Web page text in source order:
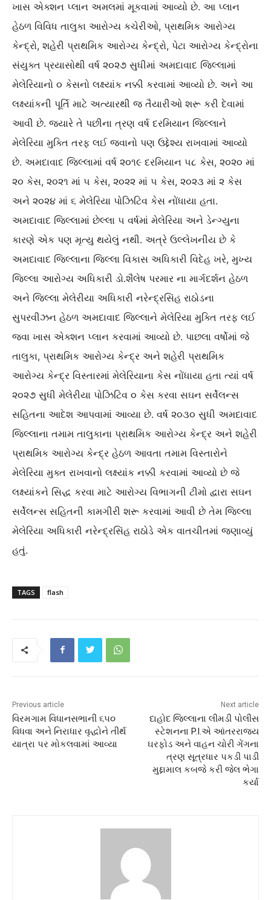
ખાસ એક્શન પ્લાન અમલમાં મૂકવામાં આવ્યો છે. આ પ્લાન
હેઠળ વિવિધ તાલુકા આરોગ્ય કચેરીઓ, પ્રાથમિક આરોગ્ય
કેન્દ્રો, શહેરી પ્રાથમિક આરોગ્ય કેન્દ્રો, પેટા આરોગ્ય કેન્દ્રોના
સંયુક્ત પ્રયાસોથી વર્ષ ૨૦૨૭ સુધીમાં અમદાવાદ જિલ્લામાં
મેલેરિયાનો ૦ કેસનો લક્ષ્યાંક નક્કી કરવામાં આવ્યો છે. અને આ
લક્ષ્યાંકની પૂર્તિ માટે અત્યારથી જ તૈયારીઓ શરૂ કરી દેવામાં
આવી છે. જ્યારે તે પછીના ત્રણ વર્ષ દરમિયાન જિલ્લાને
મેલેરિયા મુક્તિ તરફ લઈ જવાનો પણ ઉદ્દેશ્ય રાખવામાં આવ્યો
છે. અમદાવાદ જિલ્લામાં વર્ષ ૨૦૧૯ દરમિયાન ૫૮ કેસ, ૨૦૨૦ માં
૨૦ કેસ, ૨૦૨૧ માં ૫ કેસ, ૨૦૨૨ માં ૫ કેસ, ૨૦૨૩ માં ૨ કેસ
અને ૨૦૨૪ માં ૬ મેલેરિયા પોઝિટિવ કેસ નોંધાયા હતા.
અમદાવાદ જિલ્લામાં છેલ્લા ૫ વર્ષમાં મેલેરિયા અને ડેન્ગ્યુના
કારણે એક પણ મૃત્યુ થયેલું નથી‌. અત્રે ઉલ્લેખનીય છે કે
અમદાવાદ જિલ્લાના જિલ્લા વિકાસ અધિકારી વિદેહ ખરે, મુખ્ય
જિલ્લા આરોગ્ય અધિકારી ડો.શૈલેષ પરમાર ના માર્ગદર્શન હેઠળ
અને જિલ્લા મેલેરીયા અધિકારી નરેન્દ્રસિંહ રાઠોડના
સુપરવીઝન હેઠળ અમદાવાદ જિલ્લાને મેલેરિયા મુક્તિ તરફ લઈ
જવા ખાસ એક્શન પ્લાન કરવામાં આવ્યો છે. પાછલા વર્ષોમાં જે
તાલુકા, પ્રાથમિક આરોગ્ય કેન્દ્ર અને શહેરી પ્રાથમિક
આરોગ્ય કેન્દ્ર વિસ્તારમાં મેલેરિયાના કેસ નોંધાયા હતા ત્યાં વર્ષ
૨૦૨૭ સુધી મેલેરીયા પોઝિટિવ ૦ કેસ કરવા સઘન સર્વેલન્સ
સહિતના આદેશ આપવામાં આવ્યા છે. વર્ષ ૨૦૩૦ સુધી અમદાવાદ
જિલ્લાના તમામ તાલુકાના પ્રાથમિક આરોગ્ય કેન્દ્ર અને શહેરી
પ્રાથમિક આરોગ્ય કેન્દ્ર હેઠળ આવતા તમામ વિસ્તારોને
મેલેરિયા મુક્ત રાખવાનો લક્ષ્યાંક નક્કી કરવામાં આવ્યો છે જે
લક્ષ્યાંકને સિદ્ધ કરવા માટે આરોગ્ય વિભાગની ટીમો દ્વારા સઘન
સર્વેલન્સ સહિતની કામગીરી શરૂ કરવામાં આવી છે તેમ જિલ્લા
મેલેરિયા અધિકારી નરેન્દ્રસિંહ રાઠોડે એક વાતચીતમાં જણાવ્યું
હતું.
TAGS flash
Previous article
વિરમગામ વિધાનસભાની ૬૫૦
વિધવા અને નિરાધાર વૃદ્ધોને તીર્થ
યાત્રા પર મોકલવામાં આવ્યા
Next article
દાહોદ જિલ્લાના લીમડી પોલીસ
સ્ટેશનના P.I.એ આંતરરાજ્ય
ઘરફોડ અને વાહન ચોરી ગેંગના
ત્રણ સૂત્રધાર પકડી પાડી
મુદ્દામાલ કબજે કરી જેલ ભેગા
કર્યા